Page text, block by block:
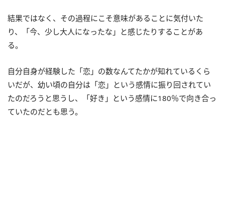
結果ではなく、その過程にこそ意味があることに気付いた
り、「今、少し大人になったな」と感じたりすることがあ
る。
自分自身が経験した「恋」の数なんてたかが知れているくら
いだが、幼い頃の自分は「恋」という感情に振り回されてい
たのだろうと思うし、「好き」という感情に180％で向き合っ
ていたのだとも思う。